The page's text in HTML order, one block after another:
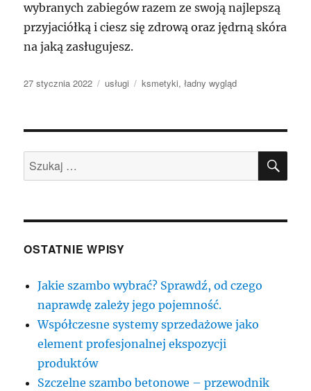
wybranych zabiegów razem ze swoją najlepszą
przyjaciółką i ciesz się zdrową oraz jędrną skóra
na jaką zasługujesz.
Data
27 stycznia 2022 Kategorie
usługi Tagi
ksmetyki,ładny wygląd
Szukaj:
OSTATNIE WPISY
Jakie szambo wybrać? Sprawdź, od czego
naprawdę zależy jego pojemność.
Współczesne systemy sprzedażowe jako
element profesjonalnej ekspozycji
produktów
Szczelne szambo betonowe – przewodnik